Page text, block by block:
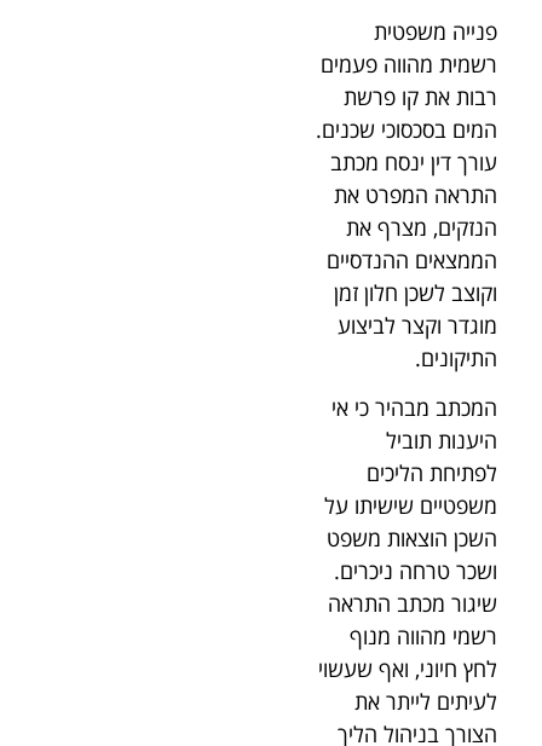
פנייה משפטית
רשמית מהווה פעמים
רבות את קו פרשת
המים בסכסוכי שכנים.
עורך דין ינסח מכתב
התראה המפרט את
הנזקים, מצרף את
הממצאים ההנדסיים
וקוצב לשכן חלון זמן
מוגדר וקצר לביצוע
התיקונים.
המכתב מבהיר כי אי
היענות תוביל
לפתיחת הליכים
משפטיים שישיתו על
השכן הוצאות משפט
ושכר טרחה ניכרים.
שיגור מכתב התראה
רשמי מהווה מנוף
לחץ חיוני, ואף שעשוי
לעיתים לייתר את
הצורך בניהול הליך